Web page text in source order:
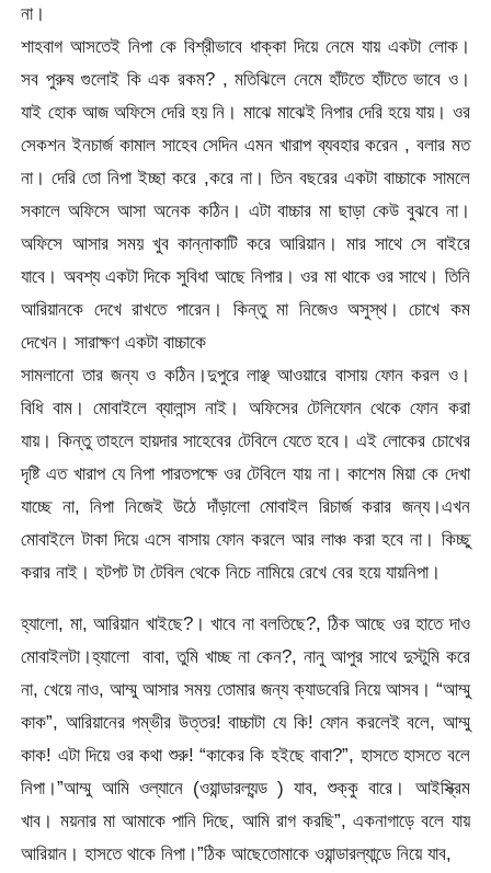
না।
শাহবাগ আসতেই নিপা কে বিশ্রীভাবে ধাক্কা দিয়ে নেমে যায় একটা লোক।
সব পুরুষ গুলোই কি এক রকম? , মতিঝিলে নেমে হাঁটতে হাঁটতে ভাবে ও।
যাই হোক আজ অফিসে দেরি হয় নি। মাঝে মাঝেই নিপার দেরি হয়ে যায়। ওর
সেকশন ইনচার্জ কামাল সাহেব সেদিন এমন খারাপ ব্যবহার করেন , বলার মত
না। দেরি তো নিপা ইচ্ছা করে ,করে না। তিন বছরের একটা বাচ্চাকে সামলে
সকালে অফিসে আসা অনেক কঠিন। এটা বাচ্চার মা ছাড়া কেউ বুঝবে না।
অফিসে আসার সময় খুব কান্নাকাটি করে আরিয়ান। মার সাথে সে বাইরে
যাবে। অবশ্য একটা দিকে সুবিধা আছে নিপার। ওর মা থাকে ওর সাথে। তিনি
আরিয়ানকে দেখে রাখতে পারেন। কিন্তু মা নিজেও অসুস্থ। চোখে কম
দেখেন। সারাক্ষণ একটা বাচ্চাকে
সামলানো তার জন্য ও কঠিন।দুপুরে লাঞ্ছ আওয়ারে বাসায় ফোন করল ও।
বিধি বাম। মোবাইলে ব্যালান্স নাই। অফিসের টেলিফোন থেকে ফোন করা
যায়। কিন্তু তাহলে হায়দার সাহেবের টেবিলে যেতে হবে। এই লোকের চোখের
দৃষ্টি এত খারাপ যে নিপা পারতপক্ষে ওর টেবিলে যায় না। কাশেম মিয়া কে দেখা
যাচ্ছে না, নিপা নিজেই উঠে দাঁড়ালো মোবাইল রিচার্জ করার জন্য।এখন
মোবাইলে টাকা দিয়ে এসে বাসায় ফোন করলে আর লাঞ্চ করা হবে না। কিচ্ছু
করার নাই। হটপট টা টেবিল থেকে নিচে নামিয়ে রেখে বের হয়ে যায়নিপা।
হ্যালো, মা, আরিয়ান খাইছে?। খাবে না বলতিছে?, ঠিক আছে ওর হাতে দাও
মোবাইলটা।হ্যালো বাবা, তুমি খাচ্ছ না কেন?, নানু আপুর সাথে দুস্টুমি করে
না, খেয়ে নাও, আম্মু আসার সময় তোমার জন্য ক্যাডবেরি নিয়ে আসব। “আম্মু
কাক”, আরিয়ানের গম্ভীর উত্তর! বাচ্চাটা যে কি! ফোন করলেই বলে, আম্মু
কাক! এটা দিয়ে ওর কথা শুরু! “কাকের কি হইছে বাবা?”, হাসতে হাসতে বলে
নিপা।”আম্মু আমি ওল্যানে (ওয়ান্ডারল্যন্ড ) যাব, শুক্কু বারে। আইস্ক্রিম
খাব। ময়নার মা আমাকে পানি দিছে, আমি রাগ করছি”, একনাগাড়ে বলে যায়
আরিয়ান। হাসতে থাকে নিপা।”ঠিক আছেতোমাকে ওয়ান্ডারল্যান্ডে নিয়ে যাব,